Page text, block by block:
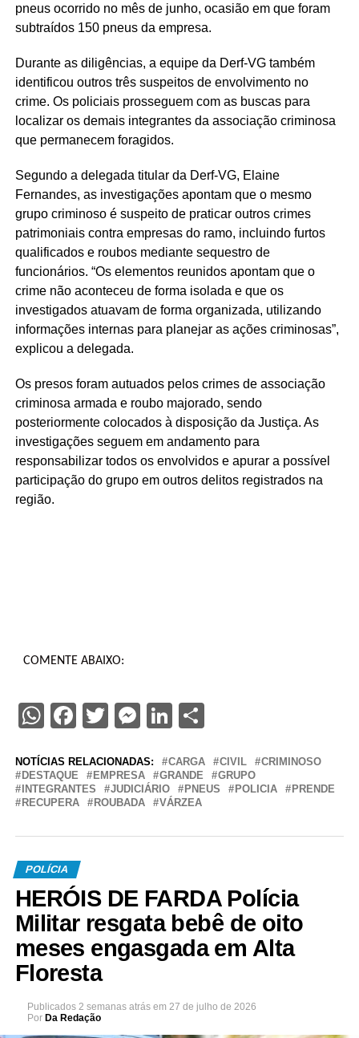
pneus ocorrido no mês de junho, ocasião em que foram
subtraídos 150 pneus da empresa.
Durante as diligências, a equipe da Derf-VG também
identificou outros três suspeitos de envolvimento no
crime. Os policiais prosseguem com as buscas para
localizar os demais integrantes da associação criminosa
que permanecem foragidos.
Segundo a delegada titular da Derf-VG, Elaine
Fernandes, as investigações apontam que o mesmo
grupo criminoso é suspeito de praticar outros crimes
patrimoniais contra empresas do ramo, incluindo furtos
qualificados e roubos mediante sequestro de
funcionários. “Os elementos reunidos apontam que o
crime não aconteceu de forma isolada e que os
investigados atuavam de forma organizada, utilizando
informações internas para planejar as ações criminosas”,
explicou a delegada.
Os presos foram autuados pelos crimes de associação
criminosa armada e roubo majorado, sendo
posteriormente colocados à disposição da Justiça. As
investigações seguem em andamento para
responsabilizar todos os envolvidos e apurar a possível
participação do grupo em outros delitos registrados na
região.
COMENTE ABAIXO:
WhatsApp
Facebook
Twitter
Messenger
LinkedIn
Share
NOTÍCIAS RELACIONADAS: CARGA CIVIL
CRIMINOSO
DESTAQUE
EMPRESA GRANDE
GRUPO
INTEGRANTES
JUDICIÁRIO PNEUS POLICIA
PRENDE
RECUPERA
ROUBADA VÁRZEA
POLÍCIA
HERÓIS DE FARDA Polícia
Militar resgata bebê de oito
meses engasgada em Alta
Floresta
Publicados 2 semanas atrás em 27 de julho de 2026
Por Da Redação